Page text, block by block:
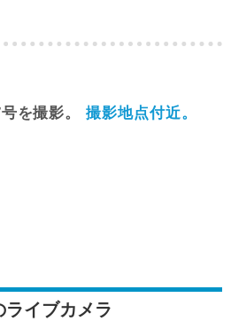
を撮影。 撮影地点付近。
ライブカメラ